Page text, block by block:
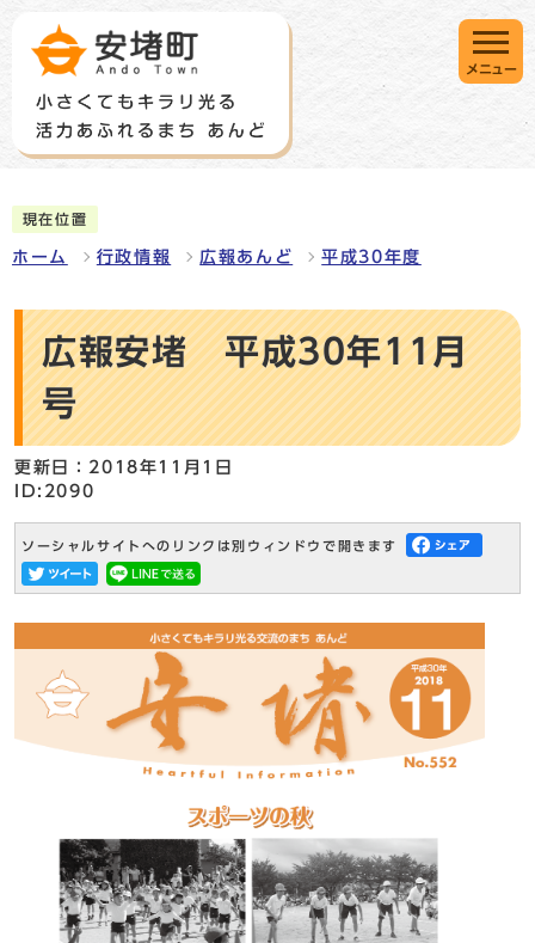
メニュー
現在位置
ホーム 行政情報 広報あんど 平成30年度
広報安堵 平成30年11月
号
更新日：2018年11月1日
ID:2090
ソーシャルサイトへのリンクは別ウィンドウで開きます